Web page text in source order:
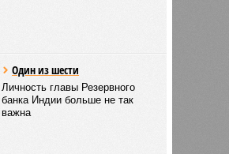
Один из шести
Личность главы Резервного
банка Индии больше не так
важна